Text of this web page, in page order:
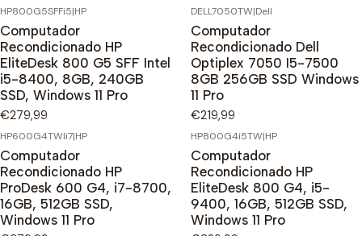
HP800G5SFFi5|HP
Computador
Recondicionado HP
EliteDesk 800 G5 SFF Intel
i5-8400, 8GB, 240GB
SSD, Windows 11 Pro
€279,99
DELL7050TW|Dell
Computador
Recondicionado Dell
Optiplex 7050 I5-7500
8GB 256GB SSD Windows
11 Pro
€219,99
HP600G4TWIi7|HP
Computador
Recondicionado HP
ProDesk 600 G4, i7-8700,
16GB, 512GB SSD,
Windows 11 Pro
HP800G4i5TW|HP
Computador
Recondicionado HP
EliteDesk 800 G4, i5-
9400, 16GB, 512GB SSD,
Windows 11 Pro